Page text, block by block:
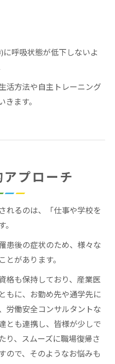
呼吸状態が低下しないよ
活方法や自主トレーニング
ます。
プローチ
れるのは、「仕事や学校を
患後の症状のため、様々な
があります。
格も保持しており、産業医
もに、お勤め先や通学先に
労働安全コンサルタントな
とも連携し、皆様が少しで
り、スムーズに職場復帰さ
ので、そのようなお悩みも